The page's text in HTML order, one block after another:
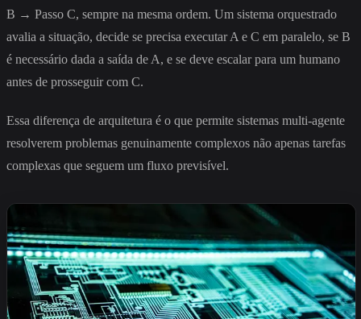
B → Passo C, sempre na mesma ordem. Um sistema orquestrado
avalia a situação, decide se precisa executar A e C em paralelo, se B
é necessário dada a saída de A, e se deve escalar para um humano
antes de prosseguir com C.
Essa diferença de arquitetura é o que permite sistemas multi-agente
resolverem problemas genuinamente complexos não apenas tarefas
complexas que seguem um fluxo previsível.